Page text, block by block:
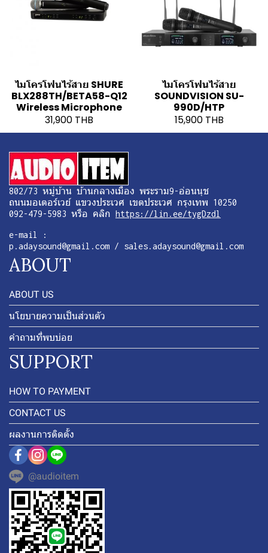
ไมโครโฟนไร้สาย SHURE
BLX288TH/BETA58-Q12
Wireless Microphone
31,900 THB
ไมโครโฟนไร้สาย
SOUNDVISION SU-
990D/HTP
15,900 THB
802/73 หมู่บ้าน บ้านกลางเมือง พระราม9-อ่อนนุช
ถนนมอเตอร์เวย์ แขวงประเวศ เขตประเวศ กรุงเทพ 10250
092-479-5983 หรือ คลิก https://lin.ee/tygDzdl
e-mail :
p.adaysound@gmail.com / sales.adaysound@gmail.com
ABOUT
ABOUT US
นโยบายความเป็นส่วนตัว
คำถามที่พบบ่อย
SUPPORT
HOW TO PAYMENT
CONTACT US
ผลงานการติดตั้ง
@audioitem